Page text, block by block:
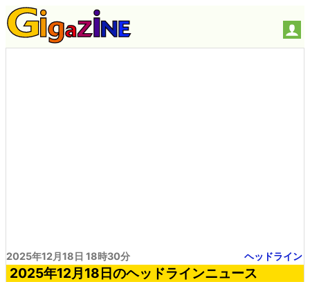
2025年12月18日 18時30分 ヘッドライン
2025年12月18日のヘッドラインニュース